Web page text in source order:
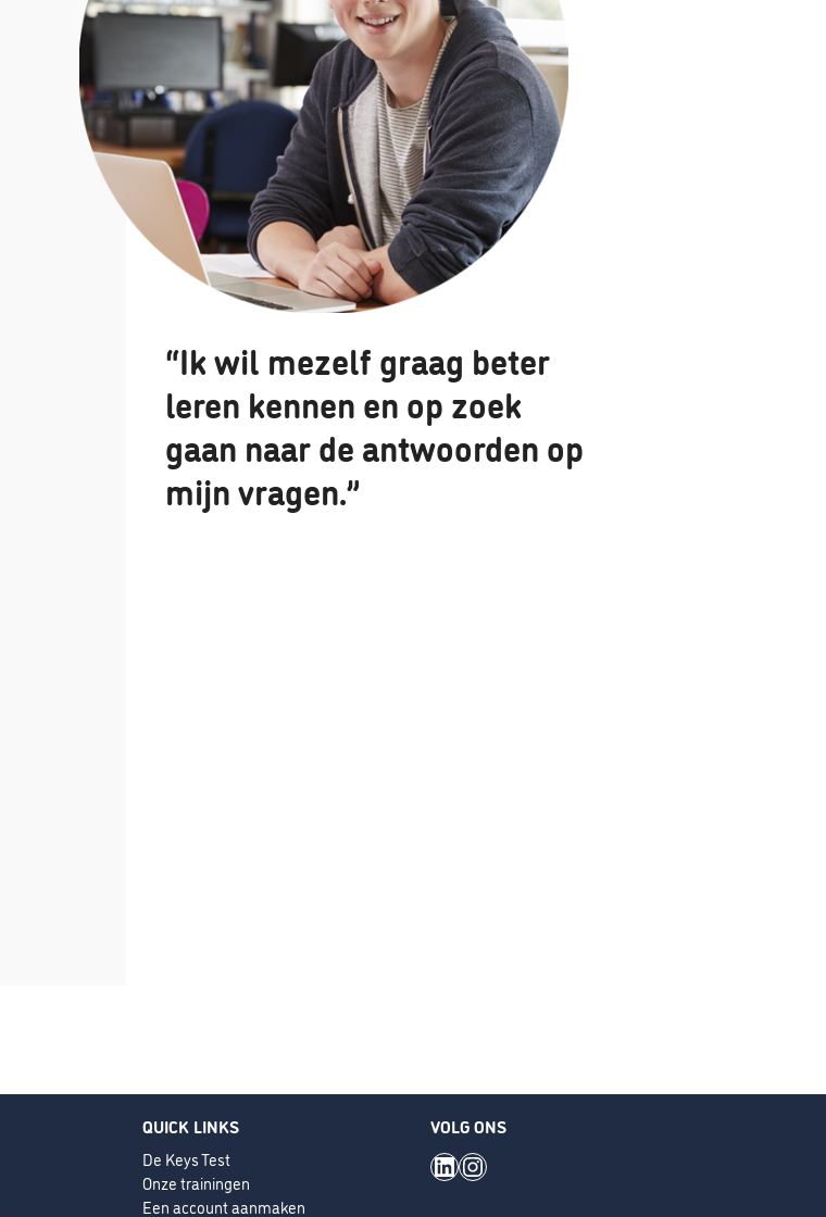
“Ik wil mezelf graag beter
leren kennen en op zoek
gaan naar de antwoorden op
mijn vragen.”
QUICK LINKS
De Keys Test
Onze trainingen
Een account aanmaken
VOLG ONS
LinkedIn
Instagram